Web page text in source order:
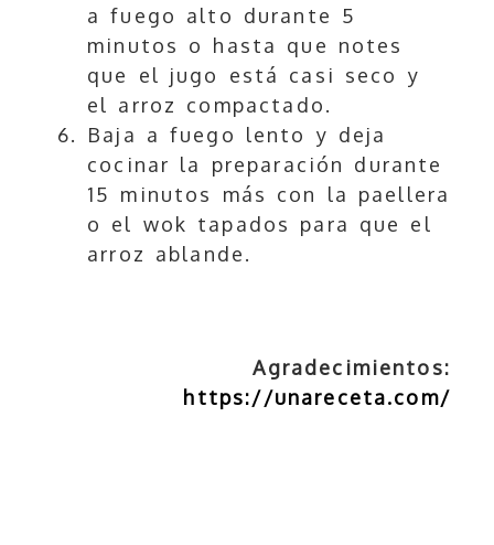
a fuego alto durante 5
minutos o hasta que notes
que el jugo está casi seco y
el arroz compactado.
Baja a fuego lento y deja
cocinar la preparación durante
15 minutos más con la paellera
o el wok tapados para que el
arroz ablande.
Agradecimientos:
https://unareceta.com/